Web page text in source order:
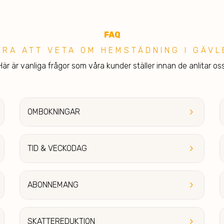
FAQ
ATT V ETA OM HEMSTÄDNING I
är vanliga frågor som våra kunder ställer innan de anlitar
keyboard_arrow_right
OMBOKNINGAR
keyboard_arrow_right
TID & VECKODAG
keyboard_arrow_right
ABONNEMANG
keyboard_arrow_right
SKATTEREDUKTION